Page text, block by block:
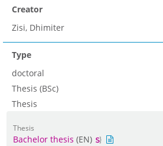
Creator
Zisi, Dhimiter
Type
doctoral
Thesis (BSc)
Thesis
Thesis
Bachelor thesis (EN)